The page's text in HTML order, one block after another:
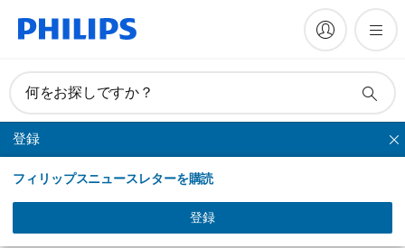
何をお探しですか？
登録
フィリップスニュースレターを購読
登録
ノズル
ップ 製品一覧 使い方 歯間ケアについて サポート